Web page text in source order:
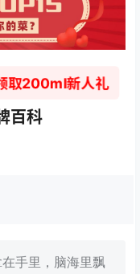
取200ml新人礼
百科
手里，脑海里飘